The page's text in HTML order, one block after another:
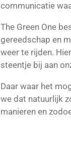
communicatie
The Green One
gereedschap en
weer te rijden.
steentje bij aan
Daar waar het
we dat natuurlijk
manieren en